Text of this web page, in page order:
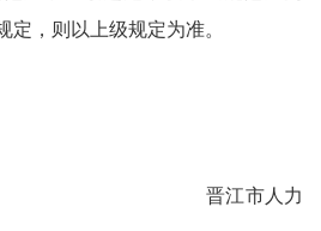
定，则以上级规定为准。
晋江市人力